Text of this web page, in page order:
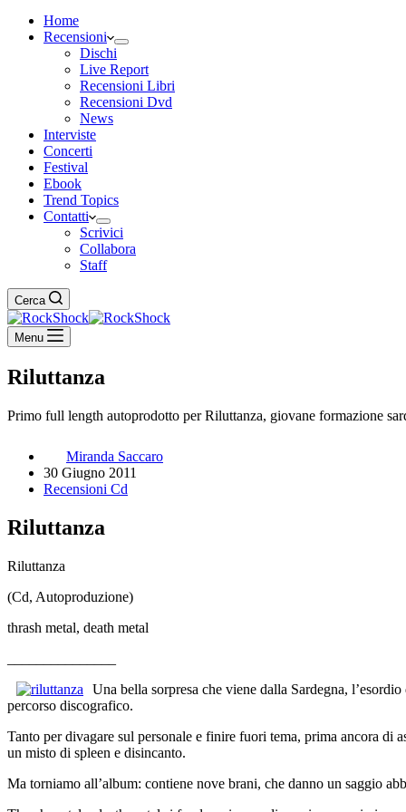
Home
Recensioni
Dischi
Live Report
Recensioni Libri
Recensioni Dvd
News
Interviste
Concerti
Festival
Ebook
Trend Topics
Contatti
Scrivici
Collabora
Staff
Cerca
Menu
Riluttanza
Primo full length autoprodotto per Riluttanza, giovane formazione
Miranda Saccaro
30 Giugno 2011
Recensioni Cd
Riluttanza
Riluttanza
(Cd, Autoproduzione)
thrash metal, death metal
Una bella sorpresa che viene dalla Sardegna,
percorso discografico.
Tanto per divagare sul personale e finire fuori tema, prima ancora di
un misto di spleen e disincanto.
Ma torniamo all’album: contiene nove brani, che danno un saggio